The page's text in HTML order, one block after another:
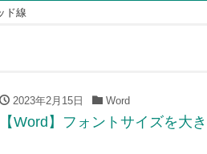
ド線
2023年2月15日 Word
【Word】フォントサイズを大